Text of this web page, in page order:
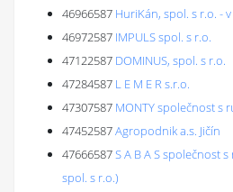
46966587 HuriKán, spol. s r.o. -
46972587 IMPULS spol. s r.o.
47122587 DOMINUS, spol. s r.o.
47284587 L E M E R s.r.o.
47307587 MONTY společnost s
47452587Agropodnik a.s. Jičín
47666587S A B A S společnost
spol. s r.o.)